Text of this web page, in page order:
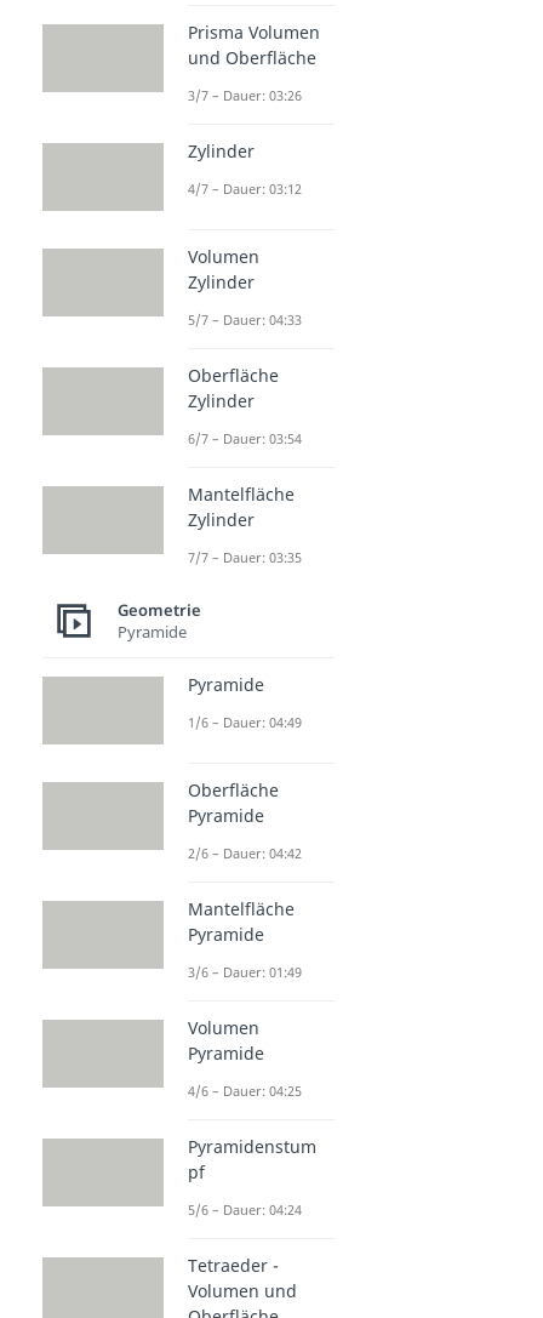
Prisma Volumen
und Oberfläche
3/7 – Dauer: 03:26
Zylinder
4/7 – Dauer: 03:12
Volumen
Zylinder
5/7 – Dauer: 04:33
Oberfläche
Zylinder
6/7 – Dauer: 03:54
Mantelfläche
Zylinder
7/7 – Dauer: 03:35
Geometrie
Pyramide
Pyramide
1/6 – Dauer: 04:49
Oberfläche
Pyramide
2/6 – Dauer: 04:42
Mantelfläche
Pyramide
3/6 – Dauer: 01:49
Volumen
Pyramide
4/6 – Dauer: 04:25
Pyramidenstum
pf
5/6 – Dauer: 04:24
Tetraeder -
Volumen und